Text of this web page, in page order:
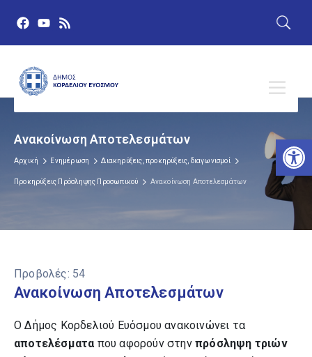
Ανακοίνωση Αποτελεσμάτων
Αρχική Ενημέρωση Διακηρύξεις, προκηρύξεις, διαγωνισμοί
Προκηρύξεις Πρόσληψης Προσωπικού Ανακοίνωση Αποτελεσμάτων
Προβολές: 54
Ανακοίνωση Αποτελεσμάτων
Ο Δήμος Κορδελιού Ευόσμου ανακοινώνει τα
αποτελέσματα που αφορούν στηνπρόσληψη τριών